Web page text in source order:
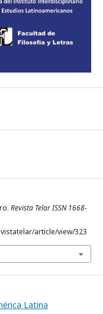
Revista Telar ISSN 1668-
article/view/323
Latina